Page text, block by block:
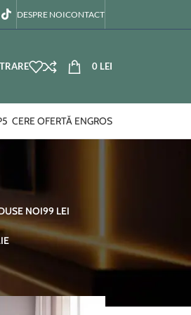
DESPRE NOICONTACT
0 LEI
CERE OFERTĂ ENGROS
NOI99 LEI